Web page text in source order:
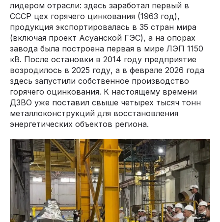
лидером отрасли: здесь заработал первый в
СССР цех горячего цинкования (1963 год),
продукция экспортировалась в 35 стран мира
(включая проект Асуанской ГЭС), а на опорах
завода была построена первая в мире ЛЭП 1150
кВ. После остановки в 2014 году предприятие
возродилось в 2025 году, а в феврале 2026 года
здесь запустили собственное производство
горячего оцинкования. К настоящему времени
ДЗВО уже поставил свыше четырех тысяч тонн
металлоконструкций для восстановления
энергетических объектов региона.